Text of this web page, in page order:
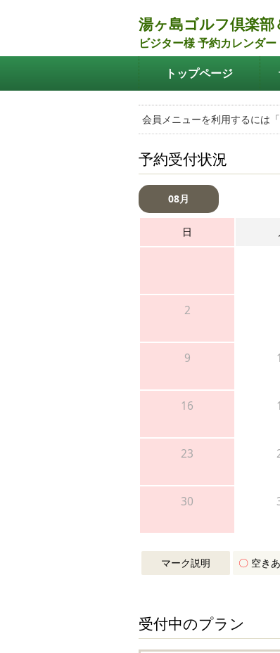
湯ヶ島ゴルフ倶楽部
ビジター様 予約カレンダー
トップページ
会員メニューを利用するには
予約受付状況
08月
日
2
9
16
23
30
マーク説明 〇 空き
受付中のプラン